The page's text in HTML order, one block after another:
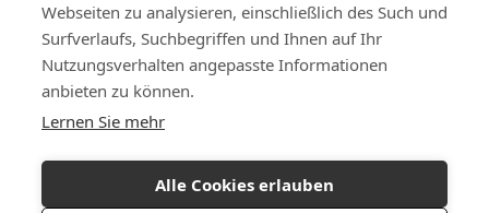
Webseiten zu analysieren, einschließlich des Such und
Surfverlaufs, Suchbegriffen und Ihnen auf Ihr
Nutzungsverhalten angepasste Informationen
anbieten zu können.
Lernen Sie mehr
Alle Cookies erlauben